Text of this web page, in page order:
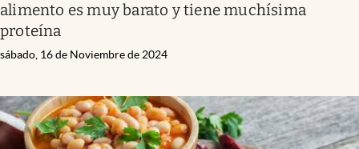
alimento es muy barato y tiene muchísima
proteína
sábado, 16 de Noviembre de 2024